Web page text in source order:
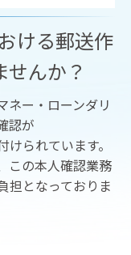
ける郵送作
んか？
ネー・ローンダリ
認が
けられています。
この本人確認業務
担となっておりま